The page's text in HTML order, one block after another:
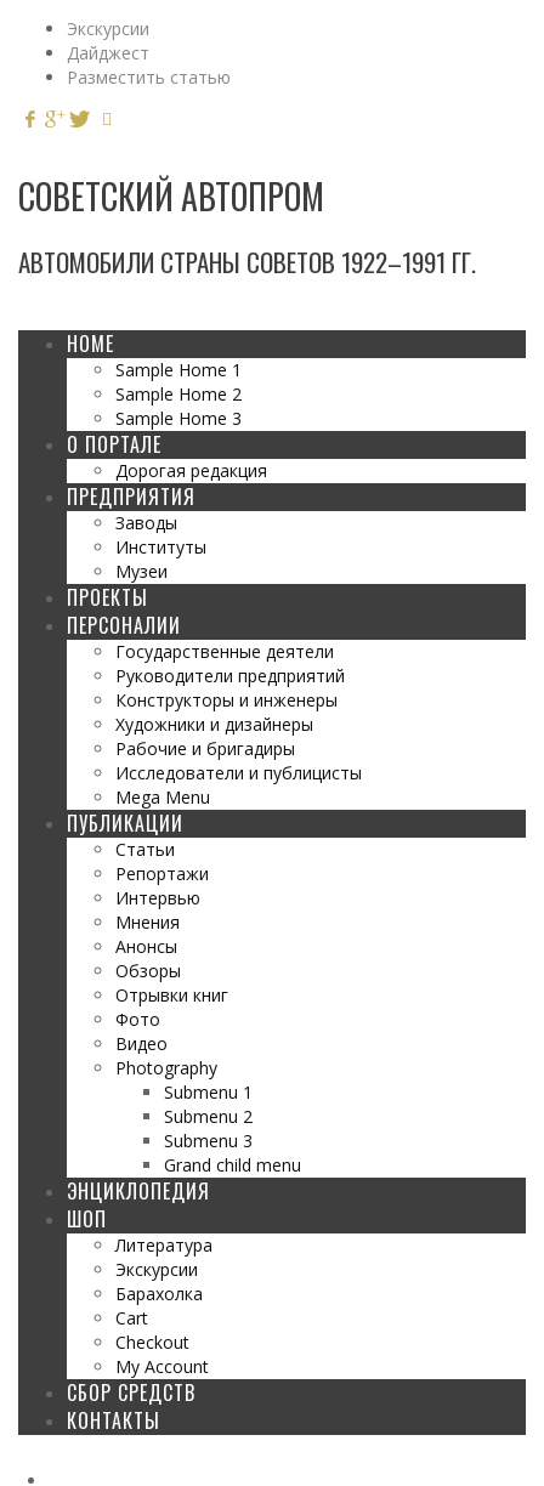
Экскурсии
Дайджест
Разместить статью
СОВЕТСКИЙ АВТОПРОМ
АВТОМОБИЛИ СТРАНЫ СОВЕТОВ 1922–1991 ГГ.
HOME
Sample Home 1
Sample Home 2
Sample Home 3
О ПОРТАЛЕ
Дорогая редакция
ПРЕДПРИЯТИЯ
Заводы
Институты
Музеи
ПРОЕКТЫ
ПЕРСОНАЛИИ
Государственные деятели
Руководители предприятий
Конструкторы и инженеры
Художники и дизайнеры
Рабочие и бригадиры
Исследователи и публицисты
Mega Menu
ПУБЛИКАЦИИ
Статьи
Репортажи
Интервью
Мнения
Анонсы
Обзоры
Отрывки книг
Фото
Видео
Photography
Submenu 1
Submenu 2
Submenu 3
Grand child menu
ЭНЦИКЛОПЕДИЯ
ШОП
Литература
Экскурсии
Барахолка
Cart
Checkout
My Account
СБОР СРЕДСТВ
КОНТАКТЫ